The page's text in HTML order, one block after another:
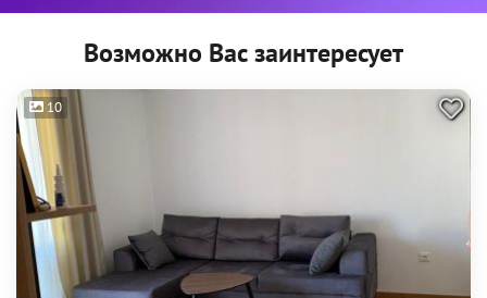
Возможно Вас заинтересует
10